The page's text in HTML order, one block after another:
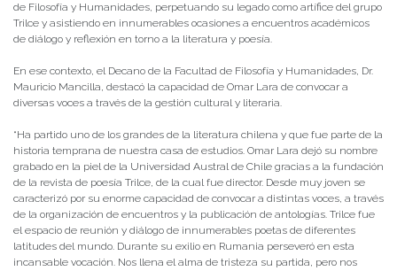
de Filosofía y Humanidades, perpetuando su legado como artífice del grupo
Trilce y asistiendo en innumerables ocasiones a encuentros académicos
de diálogo y reflexión en torno a la literatura y poesía.
En ese contexto, el Decano de la Facultad de Filosofía y Humanidades, Dr.
Mauricio Mancilla, destacó la capacidad de Omar Lara de convocar a
diversas voces a través de la gestión cultural y literaria.
“Ha partido uno de los grandes de la literatura chilena y que fue parte de la
historia temprana de nuestra casa de estudios. Omar Lara dejó su nombre
grabado en la piel de la Universidad Austral de Chile gracias a la fundación
de la revista de poesía Trilce, de la cual fue director. Desde muy joven se
caracterizó por su enorme capacidad de convocar a distintas voces, a través
de la organización de encuentros y la publicación de antologías. Trilce fue
el espacio de reunión y diálogo de innumerables poetas de diferentes
latitudes del mundo. Durante su exilio en Rumania perseveró en esta
incansable vocación. Nos llena el alma de tristeza su partida, pero nos